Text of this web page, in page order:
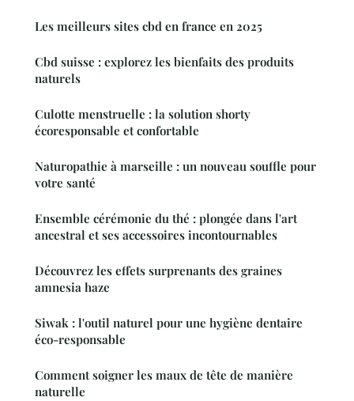
Les meilleurs sites cbd en france en 2025
Cbd suisse : explorez les bienfaits des produits
naturels
Culotte menstruelle : la solution shorty
écoresponsable et confortable
Naturopathie à marseille : un nouveau souffle pour
votre santé
Ensemble cérémonie du thé : plongée dans l'art
ancestral et ses accessoires incontournables
Découvrez les effets surprenants des graines
amnesia haze
Siwak : l'outil naturel pour une hygiène dentaire
éco-responsable
Comment soigner les maux de tête de manière
naturelle